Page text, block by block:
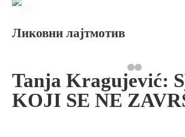
Ликовни лајтмотив
Tanja Kragujević:
KOJI SE NE